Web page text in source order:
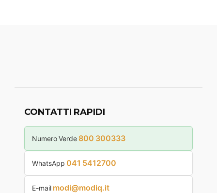
CONTATTI RAPIDI
Numero Verde 800 300333
WhatsApp 041 5412700
E-mail modi@modiq.it